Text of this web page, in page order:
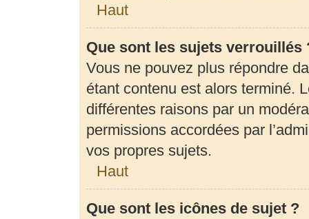
Haut
Que sont les sujets verrouillés
Vous ne pouvez plus répondre
étant contenu est alors terminé.
différentes raisons par un
permissions accordées par
vos propres sujets.
Haut
Que sont les icônes de sujet ?